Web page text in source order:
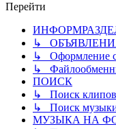
Перейти
↳
↳ Оформление
↳
ПОИСК
↳ Поиск клипов
↳ Поиск
МУЗЫКА НА